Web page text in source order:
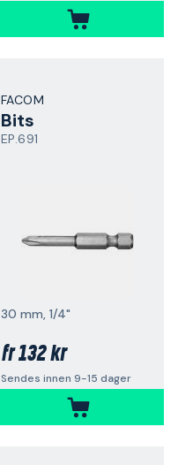
FACOM
Bits
EP.691
30 mm, 1/4"
fr132 kr
Sendes innen 9-15 dager